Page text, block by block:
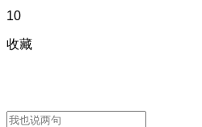
10
收藏